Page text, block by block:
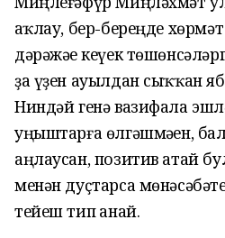
һаҡлау, бер-береңде
дәрәжәһе кеүек
ҙа үҙен ауылдан сыҡҡан
Ниндәй генә вазифала
уңыштарға өлгәшмәһен,
аңлаусан, позитив атай
менән дуҫтарса
тейеш тип һанай.